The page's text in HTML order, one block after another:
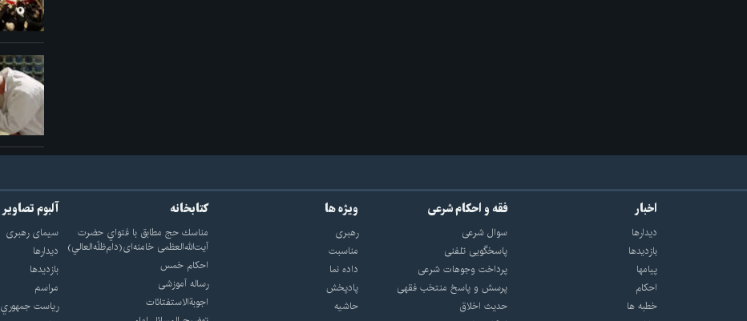
اخبار
دیدارها
بازديدها
پيامها
احكام
خطبه ها
فقه و احکام شرعی
سوال شرعی
پاسخگویی تلفنی
پرداخت وجوهات شرعی
پرسش و پاسخ منتخب فقهی
حدیث اخلاق
ویژه ها
رهبری
مناسبت
داده نما
پادپخش
حاشیه
کتابخانه
مناسك حج مطابق با فتواي حضرت
آيت‌الله‌العظمى خامنه‌اى(دام‌ظلّه‌العالي)
احکام خمس
رساله آموزشی
اجوبة‌الاستفتائات
آلبوم تصاویر
سيماى رهبرى
ديدارها
بازديدها
مراسم
رياست جمهوري